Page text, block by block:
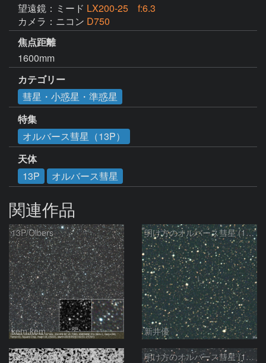
望遠鏡：ミード LX200-25 f:6.3
カメラ：ニコン D750
焦点距離
1600mm
カテゴリー
彗星・小惑星・準惑星
特集
オルバース彗星（13P）
天体
13P
オルバース彗星
関連作品
13P/Olbers
kem.kem
明け方のオルバース彗星 (13P)：2025/03/20
新井優
13P/Olbers 明け方のオルバース彗星 (13P)：2025/03/01